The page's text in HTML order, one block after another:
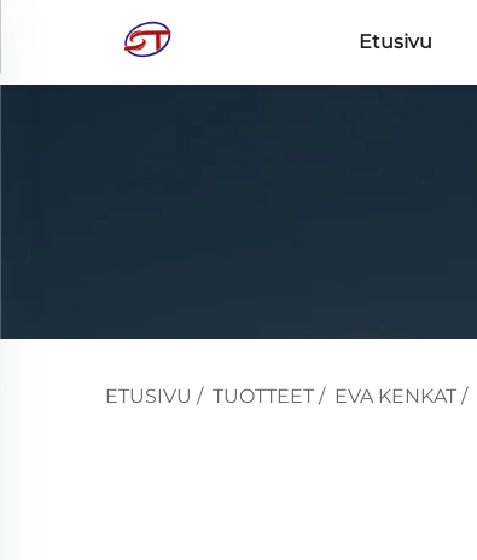
Etusivu
ETUSIVU / TUOTTEET / EVA KENKAT /